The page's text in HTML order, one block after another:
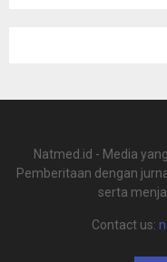
Natmed.id - Media
Pemberitaan dengan
serta
Contact us: